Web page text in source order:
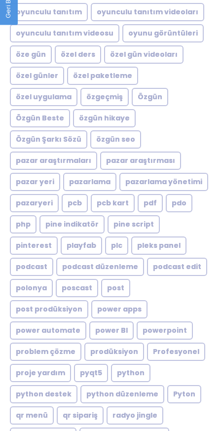
oyunculu tanıtım oyunculu tanıtım videoları
oyunculu tanıtım videosu oyunu görüntüleri
öze gün özel ders özel gün videoları
özel günler özel paketleme
özel uygulama özgeçmiş Özgün
Özgün Beste özgün hikaye
Özgün Şarkı Sözü özgün seo
pazar araştırmaları pazar araştırması
pazar yeri pazarlama pazarlama yönetimi
pazaryeri pcb pcb kart pdf pdo
php pine indikatör pine script
pinterest playfab plc pleks panel
podcast podcast düzenleme podcast edit
polonya poscast post
post prodüksiyon power apps
power automate power BI powerpoint
problem çözme prodüksiyon Profesyonel
proje yardım pyqt5 python
python destek python düzenleme Pyton
qr menü qr sipariş radyo jingle